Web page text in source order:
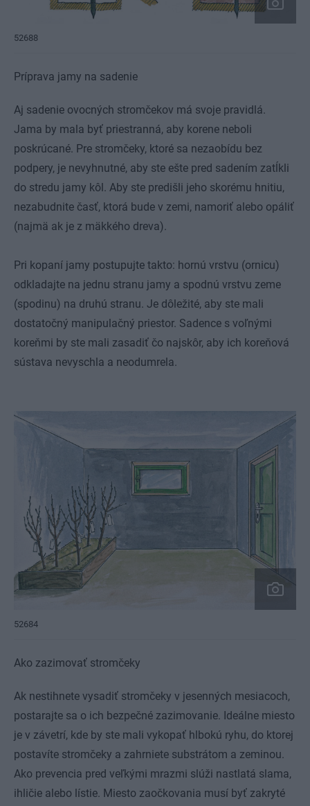
52688
Príprava jamy na sadenie
Aj sadenie ovocných stromčekov má svoje pravidlá.
Jama by mala byť priestranná, aby korene neboli
poskrúcané. Pre stromčeky, ktoré sa nezaobídu bez
podpery, je nevyhnutné, aby ste ešte pred sadením zatĺkli
do stredu jamy kôl. Aby ste predišli jeho skorému hnitiu,
nezabudnite časť, ktorá bude v zemi, namoriť alebo opáliť
(najmä ak je z mäkkého dreva).
Pri kopaní jamy postupujte takto: hornú vrstvu (ornicu)
odkladajte na jednu stranu jamy a spodnú vrstvu zeme
(spodinu) na druhú stranu. Je dôležité, aby ste mali
dostatočný manipulačný priestor. Sadence s voľnými
koreňmi by ste mali zasadiť čo najskôr, aby ich koreňová
sústava nevyschla a neodumrela.
52684
Ako zazimovať stromčeky
Ak nestihnete vysadiť stromčeky v jesenných mesiacoch,
postarajte sa o ich bezpečné zazimovanie. Ideálne miesto
je v závetrí, kde by ste mali vykopať hlbokú ryhu, do ktorej
postavíte stromčeky a zahrniete substrátom a zeminou.
Ako prevencia pred veľkými mrazmi slúži nastlatá slama,
ihličie alebo lístie. Miesto zaočkovania musí byť zakryté